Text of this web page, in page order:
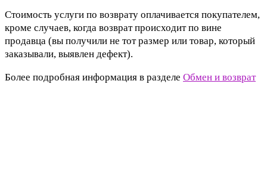
Стоимость услуги по возврату оплачивается покупателем,
кроме случаев, когда возврат происходит по вине
продавца (вы получили не тот размер или товар, который
заказывали, выявлен дефект).
Более подробная информация в разделе Обмен и возврат